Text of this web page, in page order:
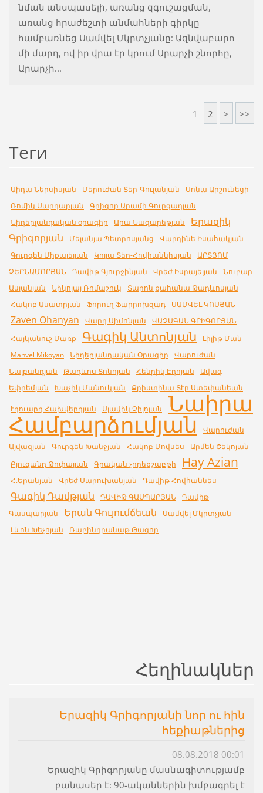
նման անսպասելի, առանց զգուշացման,
առանց հրաժեշտի անմահների գիրկը
համբառնեց Սամվել Մկրտչյանը: Ազնվաբարո
մի մարդ, ով իր վրա էր կրում Արարչի շնորհը,
Արարչի...
1 2 > >>
Теги
Աիդա Ներսիսյան Մերուժան Տեր-Գուլանյան
Սոնա Արշունեցի
Ռոմիկ Սարդարյան
Գրիգոր Արամի Գուրզադյան
Նիդերլանդական օրագիր
Արա Նազարեթյան
Երազիկ
Գրիգորյան
Մելանյա Պետրոսյանց
Վարդինե Իսահակյան
Գուրգեն Միքայելյան
Կոլյա Տեր-Հովհաննիսյան
ԱՐՏՅՈՄ
ՉԵՐՆԱՄՈՐՅԱՆ
Դավիթ Գյուրջինյան Վրեժ Իսրայելյան
Նուբար
Ասլանյան
Նիկոլայ Ռոմաշուկ
Տարոն քահանա Թադևոսյան
Հակոբ Ասատրյան
Ֆորուղ Ֆարրոխզադ ՍԱՄՎԵԼ ԿՈՍՅԱՆ
Zaven Ohanyan Վարդ Սիմոնյան
ՎԱՉԱԳԱՆ ԳՐԻԳՈՐՅԱՆ
Հայկանուշ Մառք
Գագիկ Անտոնյան
Լիլիթ Ման
Manvel Mikoyan Նիդերլանդական Օրագիր
Վարուժան
Նալբանդյան
Թադևոս Տոնոյան Հենրիկ Էդոյան
Ավագ
Եփրեմյան
Խաչիկ Մանուկյան Քրիստինա Տէր Ստեփանեան
էդուարդ Հախվերդյան Սլավիկ Չիլոյան Նաիրա
Համբարձումյան Վարուժան
Այվազյան
Գուրգեն Խանջյան Հակոբ Մովսես
Արմեն Շեկոյան
Բյուզանդ Թոփալյան
Գրական չորեքշաբթի Hay Azian
Հ.Երանյան Վրեժ Սարուխանյան Դավիթ Հովհաննես
Գագիկ Դավթյան ԴԱՎԻԹ ԳԱՍՊԱՐՅԱՆ
Դավիթ
Գասպարյան
Երան Գույումճեան
Սամվել Մկրտչյան
Լևոն Խեչոյան
Ռաբինդրանաթ Թագոր
Հեղինակներ
Երազիկ Գրիգորյանի նոր ու հին
հեքիաթներից
08.08.2018 00:01
Երազիկ Գրիգորյանը մասնագիտությամբ
բանասեր է: 90-ականներին խմբագրել է